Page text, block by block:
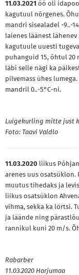
11.03.2021 öö oli
kagutuul nõrgenes.
mandri sisealadel -9..-
laienes läänest
kagutuule uuesti
puhanguid 15, õhtul
läbi selle nägi ka
pilvemass ühes
mandril 0..-5°C-ni.
Luigekurling mitte just
Foto: Taavi Valdlo
11.03.2020 liikus
arenes uus osatsüklon.
muutus tihedaks ja
liikus osatsüklon
vihma, sekka ka lörtsi.
ja läände ning
rannikul kuni 20 m/s.
Rabarber
11.03.2020 Harjumaa